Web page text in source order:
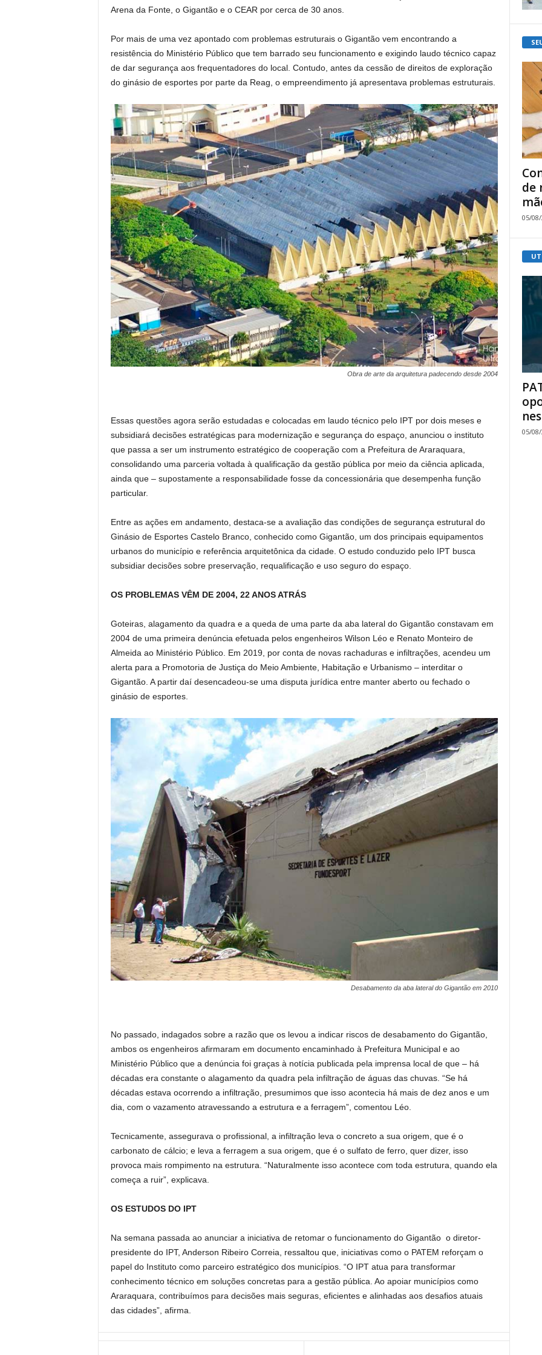
Arena da Fonte, o Gigantão e o CEAR por cerca de 30 anos.
Por mais de uma vez apontado com problemas estruturais o Gigantão vem encontrando a
resistência do Ministério Público que tem barrado seu funcionamento e exigindo laudo técnico capaz
de dar segurança aos frequentadores do local. Contudo, antes da cessão de direitos de exploração
do ginásio de esportes por parte da Reag, o empreendimento já apresentava problemas estruturais.
Obra de arte da arquitetura padecendo desde 2004
Essas questões agora serão estudadas e colocadas em laudo técnico pelo IPT por dois meses e
subsidiará decisões estratégicas para modernização e segurança do espaço, anunciou o instituto
que passa a ser um instrumento estratégico de cooperação com a Prefeitura de Araraquara,
consolidando uma parceria voltada à qualificação da gestão pública por meio da ciência aplicada,
ainda que – supostamente a responsabilidade fosse da concessionária que desempenha função
particular.
Entre as ações em andamento, destaca-se a avaliação das condições de segurança estrutural do
Ginásio de Esportes Castelo Branco, conhecido como Gigantão, um dos principais equipamentos
urbanos do município e referência arquitetônica da cidade. O estudo conduzido pelo IPT busca
subsidiar decisões sobre preservação, requalificação e uso seguro do espaço.
OS PROBLEMAS VÊM DE 2004, 22 ANOS ATRÁS
Goteiras, alagamento da quadra e a queda de uma parte da aba lateral do Gigantão constavam em
2004 de uma primeira denúncia efetuada pelos engenheiros Wilson Léo e Renato Monteiro de
Almeida ao Ministério Público. Em 2019, por conta de novas rachaduras e infiltrações, acendeu um
alerta para a Promotoria de Justiça do Meio Ambiente, Habitação e Urbanismo – interditar o
Gigantão. A partir daí desencadeou-se uma disputa jurídica entre manter aberto ou fechado o
ginásio de esportes.
Desabamento da aba lateral do Gigantão em 2010
No passado, indagados sobre a razão que os levou a indicar riscos de desabamento do Gigantão,
ambos os engenheiros afirmaram em documento encaminhado à Prefeitura Municipal e ao
Ministério Público que a denúncia foi graças à notícia publicada pela imprensa local de que – há
décadas era constante o alagamento da quadra pela infiltração de águas das chuvas. “Se há
décadas estava ocorrendo a infiltração, presumimos que isso acontecia há mais de dez anos e um
dia, com o vazamento atravessando a estrutura e a ferragem”, comentou Léo.
Tecnicamente, assegurava o profissional, a infiltração leva o concreto a sua origem, que é o
carbonato de cálcio; e leva a ferragem a sua origem, que é o sulfato de ferro, quer dizer, isso
provoca mais rompimento na estrutura. “Naturalmente isso acontece com toda estrutura, quando ela
começa a ruir”, explicava.
OS ESTUDOS DO IPT
Na semana passada ao anunciar a iniciativa de retomar o funcionamento do Gigantão o diretor-
presidente do IPT, Anderson Ribeiro Correia, ressaltou que, iniciativas como o PATEM reforçam o
papel do Instituto como parceiro estratégico dos municípios. “O IPT atua para transformar
conhecimento técnico em soluções concretas para a gestão pública. Ao apoiar municípios como
Araraquara, contribuímos para decisões mais seguras, eficientes e alinhadas aos desafios atuais
das cidades”, afirma.
de
05/
05/